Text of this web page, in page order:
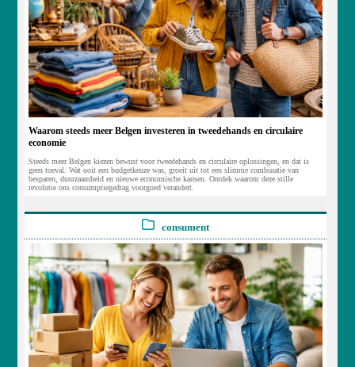
Waarom steeds meer Belgen investeren in tweedehands en circulaire
economie
Steeds meer Belgen kiezen bewust voor tweedehands en circulaire oplossingen, en dat is
geen toeval. Wat ooit een budgetkeuze was, groeit uit tot een slimme combinatie van
besparen, duurzaamheid en nieuwe economische kansen. Ontdek waarom deze stille
revolutie ons consumptiegedrag voorgoed verandert.
consument